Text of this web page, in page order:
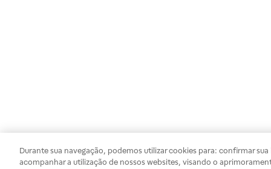
Durante sua navegação, podemos utilizar cookies para: confirmar
acompanhar a utilização de nossos websites, visando o